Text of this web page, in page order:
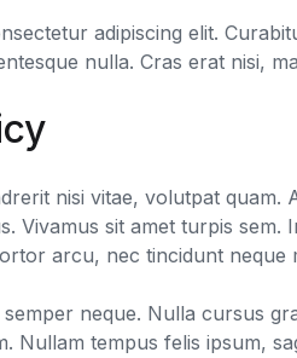
adipiscing elit.
nulla. Cras erat nisi,
nisi vitae, volutpat
Vivamus sit amet turpis
arcu, nec tincidunt neque
neque. Nulla cursus
Nullam tempus felis ipsum,